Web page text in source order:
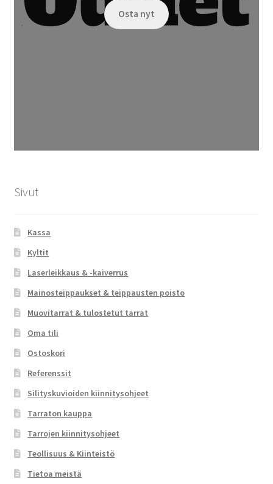
Osta nyt
Sivut
Kassa
Kyltit
Laserleikkaus & -kaiverrus
Mainosteippaukset & teippausten poisto
Muovitarrat & tulostetut tarrat
Oma tili
Ostoskori
Referenssit
Silityskuvioiden kiinnitysohjeet
Tarraton kauppa
Tarrojen kiinnitysohjeet
Teollisuus & Kiinteistö
Tietoa meistä